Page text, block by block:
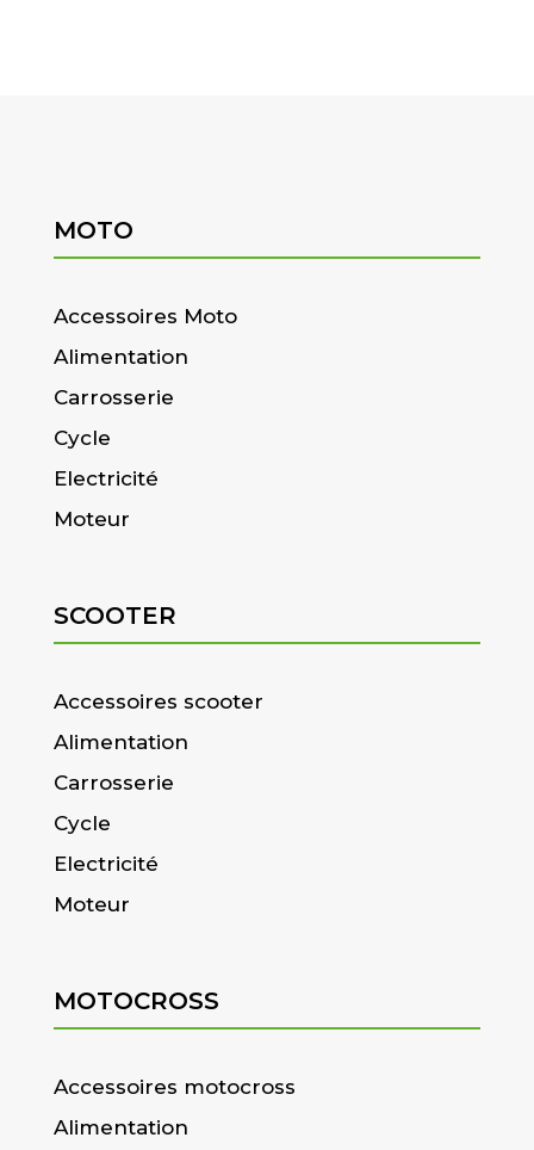
MOTO
Accessoires Moto
Alimentation
Carrosserie
Cycle
Electricité
Moteur
SCOOTER
Accessoires scooter
Alimentation
Carrosserie
Cycle
Electricité
Moteur
MOTOCROSS
Accessoires motocross
Alimentation